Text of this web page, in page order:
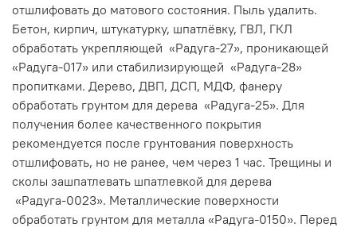
отшлифовать до матового состояния. Пыль удалить.
Бетон, кирпич, штукатурку, шпатлёвку, ГВЛ, ГКЛ
обработать укрепляющей «Радуга-27», проникающей
«Радуга-017» или стабилизирующей «Радуга-28»
пропитками. Дерево, ДВП, ДСП, МДФ, фанеру
обработать грунтом для дерева «Радуга-25». Для
получения более качественного покрытия
рекомендуется после грунтования поверхность
отшлифовать, но не ранее, чем через 1 час. Трещины и
сколы зашпатлевать шпатлевкой для дерева
«Радуга-0023». Металлические поверхности
обработать грунтом для металла «Радуга-0150». Перед